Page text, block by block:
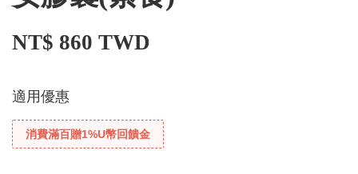
NT$ 860 TWD
適用優惠
消費滿百贈1%U幣回饋金